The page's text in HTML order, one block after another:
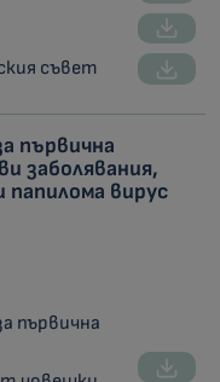
съвет
първична
заболявания,
вирус
първична